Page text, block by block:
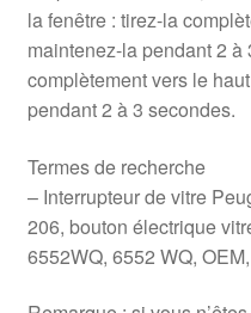
la fenêtre : tirez-la
maintenez-la pendant 2
complètement vers le
pendant 2 à 3 secondes.
Termes de recherche
– Interrupteur de vitre
206, bouton électrique
6552WQ, 6552 WQ,